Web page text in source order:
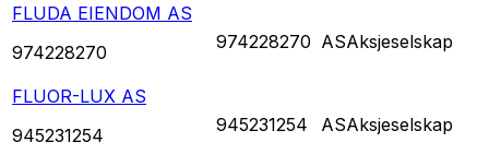
FLUDA EIENDOM AS
974228270
974228270 ASAksjeselskap
FLUOR-LUX AS
945231254
945231254 ASAksjeselskap